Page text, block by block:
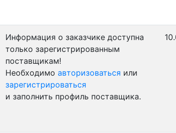
Информация о заказчике доступна
только зарегистрированным
поставщикам!
Необходимо авторизоваться или
зарегистрироваться
и заполнить профиль поставщика.